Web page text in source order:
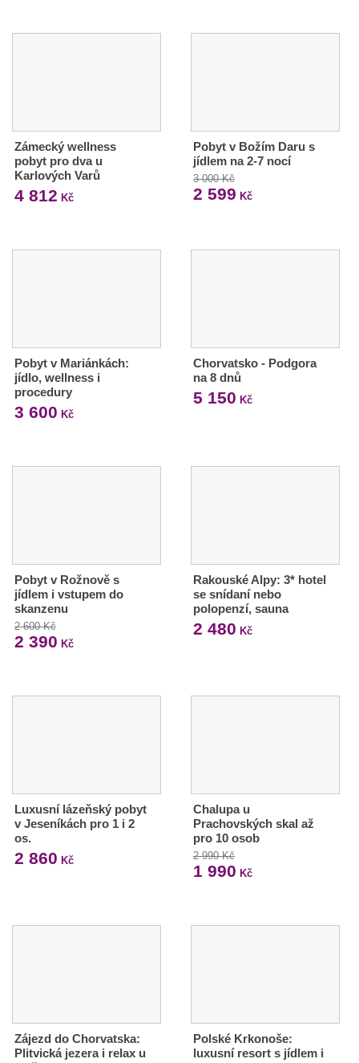
Zámecký wellness
pobyt pro dva u
Karlových Varů
4 812 Kč
Pobyt v Božím Daru s
jídlem na 2-7 nocí
3 000 Kč
2 599 Kč
Pobyt v Mariánkách:
jídlo, wellness i
procedury
3 600 Kč
Chorvatsko - Podgora
na 8 dnů
5 150 Kč
Pobyt v Rožnově s
jídlem i vstupem do
skanzenu
2 600 Kč
2 390 Kč
Rakouské Alpy: 3* hotel
se snídaní nebo
polopenzí, sauna
2 480 Kč
Luxusní lázeňský pobyt
v Jeseníkách pro 1 i 2
os.
2 860 Kč
Chalupa u
Prachovských skal až
pro 10 osob
2 990 Kč
1 990 Kč
Zájezd do Chorvatska:
Plitvická jezera i relax u
Polské Krkonoše:
luxusní resort s jídlem i